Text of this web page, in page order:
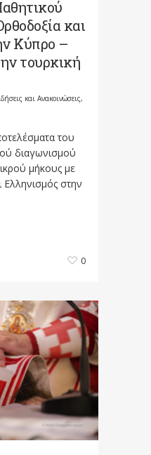
και
Κύπρο –
τουρκική
και Ανακοινώσεις,
του
διαγωνισμού
μήκους με
στην
0